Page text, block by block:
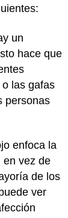
un
hace que
las gafas
personas
enfoca la
en vez de
de los
ver